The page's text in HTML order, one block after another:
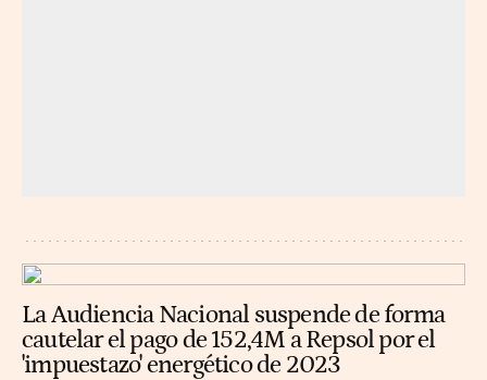
La Audiencia Nacional suspende de forma
cautelar el pago de 152,4M a Repsol por el
'impuestazo' energético de 2023